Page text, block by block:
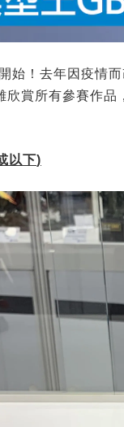
始！去年因疫情
欣賞所有參賽作
以下)